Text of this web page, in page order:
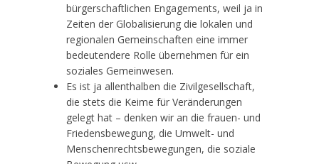
bürgerschaftlichen Engagements, weil ja in
Zeiten der Globalisierung die lokalen und
regionalen Gemeinschaften eine immer
bedeutendere Rolle übernehmen für ein
soziales Gemeinwesen.
Es ist ja allenthalben die Zivilgesellschaft,
die stets die Keime für Veränderungen
gelegt hat – denken wir an die frauen- und
Friedensbewegung, die Umwelt- und
Menschenrechtsbewegungen, die soziale